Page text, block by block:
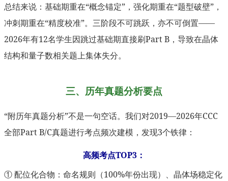
总结来说：基础期重在“概念锚定”，强化期重在“题型破壁”，
冲刺期重在“精度校准”。三阶段不可跳跃，亦不可倒置——
2026年有12名学生因跳过基础期直接刷Part B，导致在晶体
结构和量子数相关题上集体失分。
三、历年真题分析要点
“附历年真题分析”不是一句空话。我们对2019—2026年CCC
全部Part B/C真题进行考点频次建模，发现3个铁律：
高频考点TOP3：
① 配位化合物：命名规则（100%年份出现）、晶体场稳定化